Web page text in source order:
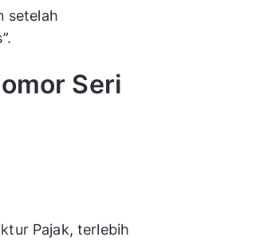
setelah
Seri
Pajak, terlebih